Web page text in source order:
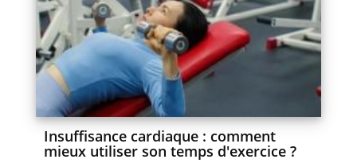
Insuffisance cardiaque : comment
mieux utiliser son temps d'exercice ?